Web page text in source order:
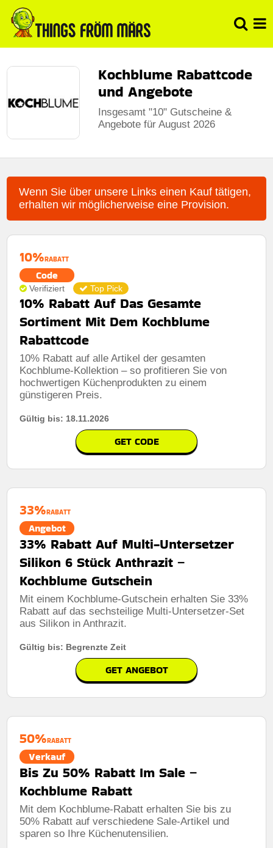
Kochblume Rabattcode
und Angebote
Insgesamt "10" Gutscheine &
Angebote für August 2026
Wenn Sie über unsere Links einen Kauf tätigen,
erhalten wir möglicherweise eine Provision.
10%RABATT
Code
Verifiziert Top Pick
10% Rabatt Auf Das Gesamte
Sortiment Mit Dem Kochblume
Rabattcode
10% Rabatt auf alle Artikel der gesamten
Kochblume-Kollektion – so profitieren Sie von
hochwertigen Küchenprodukten zu einem
günstigeren Preis.
Gültig bis: 18.11.2026
GET CODE
33%RABATT
Angebot
33% Rabatt Auf Multi-Untersetzer
Silikon 6 Stück Anthrazit –
Kochblume Gutschein
Mit einem Kochblume-Gutschein erhalten Sie 33%
Rabatt auf das sechsteilige Multi-Untersetzer-Set
aus Silikon in Anthrazit.
Gültig bis: Begrenzte Zeit
GET ANGEBOT
50%RABATT
Verkauf
Bis Zu 50% Rabatt Im Sale –
Kochblume Rabatt
Mit dem Kochblume-Rabatt erhalten Sie bis zu
50% Rabatt auf verschiedene Sale-Artikel und
sparen so Ihre Küchenutensilien.